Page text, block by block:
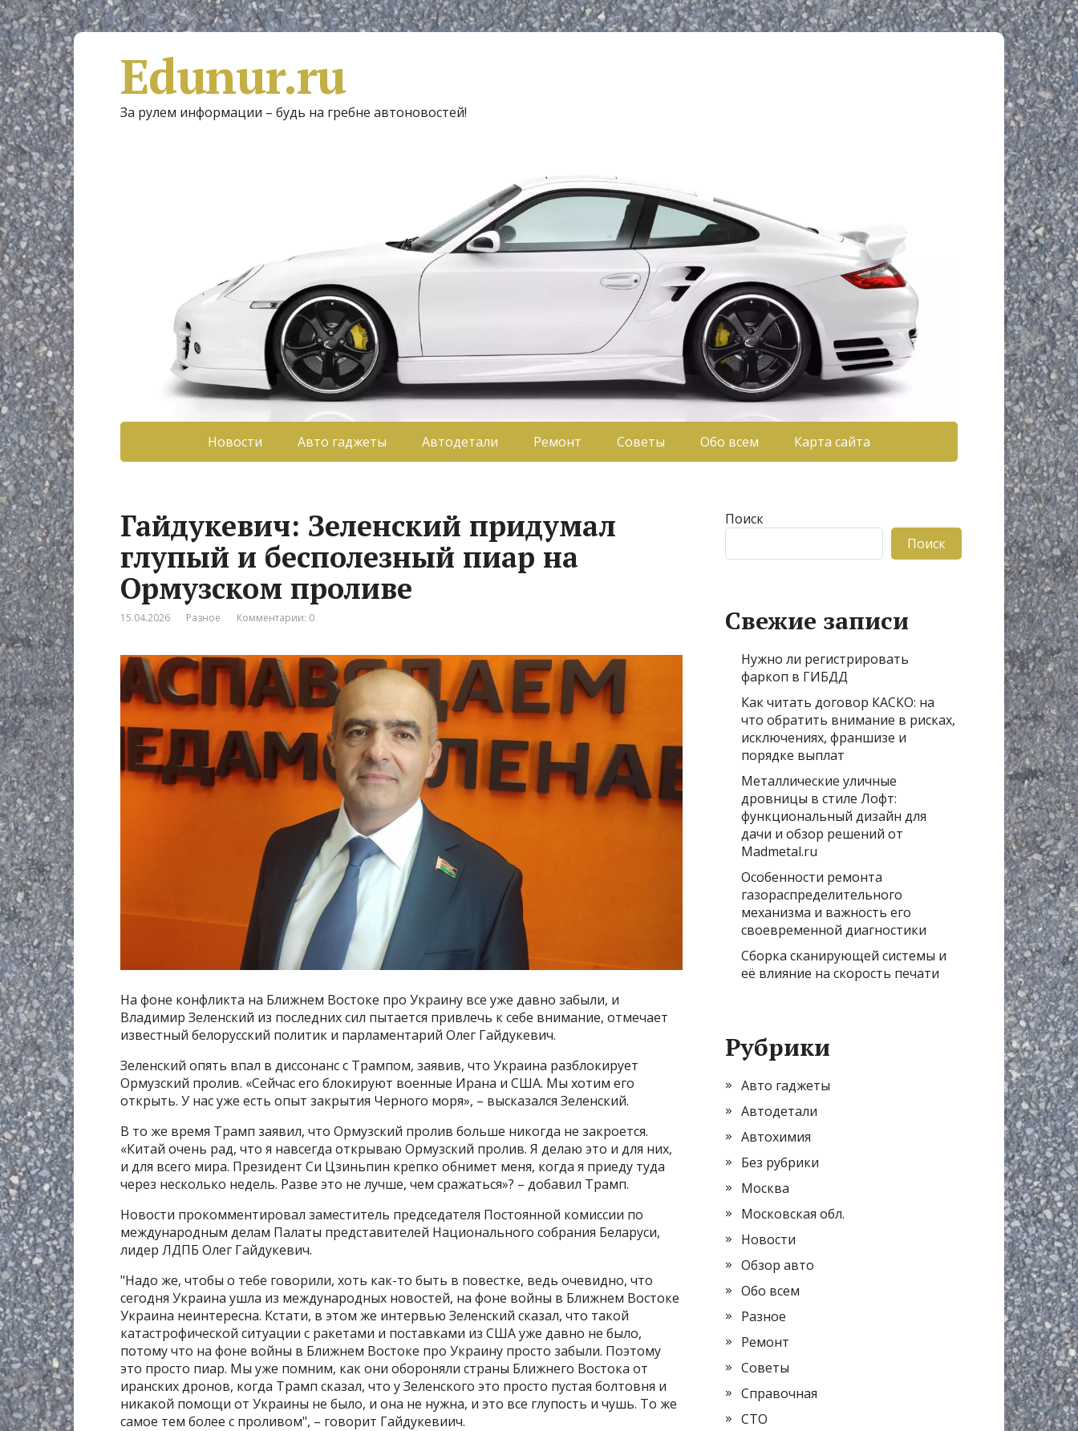
Edunur.ru
За рулем информации – будь на гребне автоновостей!
Новости Авто гаджеты Автодетали Ремонт Советы Обо всем Карта сайта
Гайдукевич: Зеленский придумал
глупый и бесполезный пиар на
Ормузском проливе
15.04.2026 Разное Комментарии: 0
На фоне конфликта на Ближнем Востоке про Украину все уже давно забыли, и
Владимир Зеленский из последних сил пытается привлечь к себе внимание, отмечает
известный белорусский политик и парламентарий Олег Гайдукевич.
Зеленский опять впал в диссонанс с Трампом, заявив, что Украина разблокирует
Ормузский пролив. «Сейчас его блокируют военные Ирана и США. Мы хотим его
открыть. У нас уже есть опыт закрытия Черного моря», – высказался Зеленский.
В то же время Трамп заявил, что Ормузский пролив больше никогда не закроется.
«Китай очень рад, что я навсегда открываю Ормузский пролив. Я делаю это и для них,
и для всего мира. Президент Си Цзиньпин крепко обнимет меня, когда я приеду туда
через несколько недель. Разве это не лучше, чем сражаться»? – добавил Трамп.
Новости прокомментировал заместитель председателя Постоянной комиссии по
международным делам Палаты представителей Национального собрания Беларуси,
лидер ЛДПБ Олег Гайдукевич.
"Надо же, чтобы о тебе говорили, хоть как-то быть в повестке, ведь очевидно, что
сегодня Украина ушла из международных новостей, на фоне войны в Ближнем Востоке
Украина неинтересна. Кстати, в этом же интервью Зеленский сказал, что такой
катастрофической ситуации с ракетами и поставками из США уже давно не было,
потому что на фоне войны в Ближнем Востоке про Украину просто забыли. Поэтому
это просто пиар. Мы уже помним, как они обороняли страны Ближнего Востока от
иранских дронов, когда Трамп сказал, что у Зеленского это просто пустая болтовня и
никакой помощи от Украины не было, и она не нужна, и это все глупость и чушь. То же
самое тем более с проливом", – говорит Гайдукевиич.
Поиск
Поиск
Свежие записи
Нужно ли регистрировать
фаркоп в ГИБДД
Как читать договор КАСКО: на
что обратить внимание в рисках,
исключениях, франшизе и
порядке выплат
Металлические уличные
дровницы в стиле Лофт:
функциональный дизайн для
дачи и обзор решений от
Madmetal.ru
Особенности ремонта
газораспределительного
механизма и важность его
своевременной диагностики
Сборка сканирующей системы и
её влияние на скорость печати
Рубрики
Авто гаджеты
Автодетали
Автохимия
Без рубрики
Москва
Московская обл.
Новости
Обзор авто
Обо всем
Разное
Ремонт
Советы
Справочная
СТО